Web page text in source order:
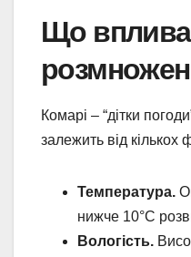
Що
Комарі – “дітки
залежить від кількох
Температура.
нижче 10°C
Вологість.